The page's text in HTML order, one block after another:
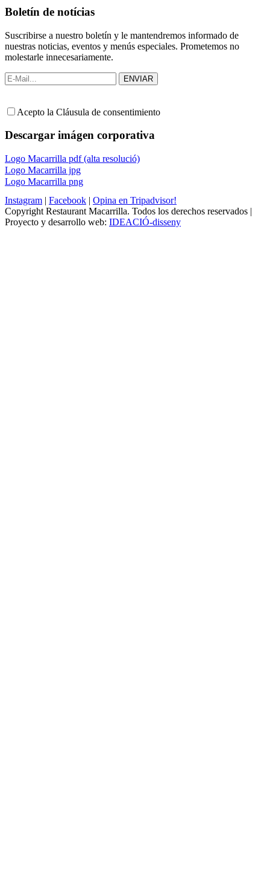
Boletín de notícias
Suscribirse a nuestro boletín y le mantendremos informado de
nuestras noticias, eventos y menús especiales. Prometemos no
molestarle innecesariamente.
Acepto la Cláusula de consentimiento
Descargar imágen corporativa
Logo Macarrilla pdf (alta resolució)
Logo Macarrilla jpg
Logo Macarrilla png
Instagram | Facebook | Opina en Tripadvisor!
Copyright Restaurant Macarrilla. Todos los derechos reservados |
Proyecto y desarrollo web: IDEACIÓ-disseny